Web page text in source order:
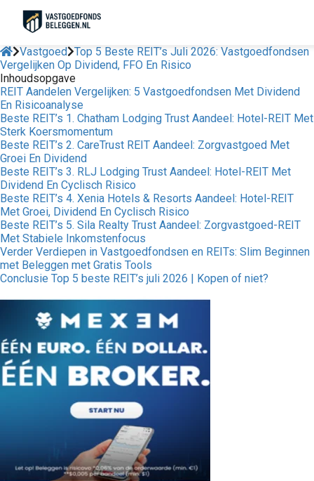
Vastgoed Top 5 Beste REIT’s Juli 2026: Vastgoedfondsen
Vergelijken Op Dividend, FFO En Risico
Inhoudsopgave
REIT Aandelen Vergelijken: 5 Vastgoedfondsen Met Dividend
En Risicoanalyse
Beste REIT’s 1. Chatham Lodging Trust Aandeel: Hotel-REIT Met
Sterk Koersmomentum
Beste REIT’s 2. CareTrust REIT Aandeel: Zorgvastgoed Met
Groei En Dividend
Beste REIT’s 3. RLJ Lodging Trust Aandeel: Hotel-REIT Met
Dividend En Cyclisch Risico
Beste REIT’s 4. Xenia Hotels & Resorts Aandeel: Hotel-REIT
Met Groei, Dividend En Cyclisch Risico
Beste REIT’s 5. Sila Realty Trust Aandeel: Zorgvastgoed-REIT
Met Stabiele Inkomstenfocus
Verder Verdiepen in Vastgoedfondsen en REITs: Slim Beginnen
met Beleggen met Gratis Tools
Conclusie Top 5 beste REIT’s juli 2026 | Kopen of niet?